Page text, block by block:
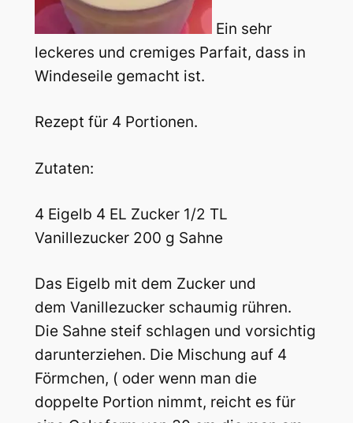
Ein sehr
leckeres und cremiges Parfait, dass in
Windeseile gemacht ist.
Rezept für 4 Portionen.
Zutaten:
4 Eigelb 4 EL Zucker 1/2 TL
Vanillezucker 200 g Sahne
Das Eigelb mit dem Zucker und
dem Vanillezucker schaumig rühren.
Die Sahne steif schlagen und vorsichtig
darunterziehen. Die Mischung auf 4
Förmchen, ( oder wenn man die
doppelte Portion nimmt, reicht es für